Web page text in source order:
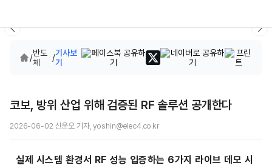
/반도
체
/기사보
기
코보, 방위 산업 위해 검증된 RF 솔루션 공개한다
2026-06-02 신윤오 기자, yoshin@elec4.co.kr
실제 시스템 환경서 RF 성능 입증하는 6가지 라이브 데모 시